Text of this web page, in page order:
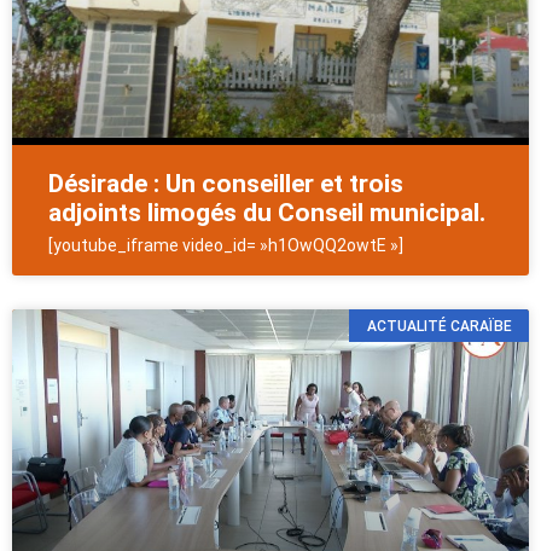
Désirade : Un conseiller et trois
adjoints limogés du Conseil municipal.
[youtube_iframe video_id= »h1OwQQ2owtE »]
ACTUALITÉ CARAÏBE